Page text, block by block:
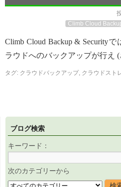
Climb Cloud
Climb Cloud Backup & Security
ラウドへのバックアップが行え
タグ: クラウドバックアップ, クラウドスト
ブログ検索
キーワード：
次のカテゴリーから